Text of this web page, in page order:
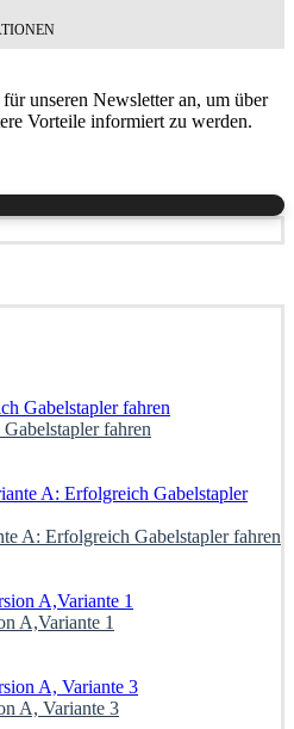
unseren Newsletter an, um über
Vorteile informiert zu werden.
fahren
A: Erfolgreich Gabelstapler fahren
A,Variante 1
A, Variante 3